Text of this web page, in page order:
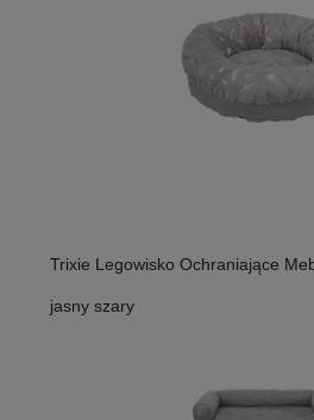
Trixie Legowisko Ochraniające
jasny szary